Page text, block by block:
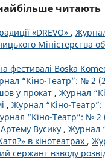
найбільше читають
«DREVO» ,
Міністерства
фестивалі Boska
“Кіно-Театр”: № 2
у прокат , Журнал
, Журнал “Кіно-
“Кіно-Театр”: № 2
Вусику , Журнал
в кінотеатрах ,
сержант взводу